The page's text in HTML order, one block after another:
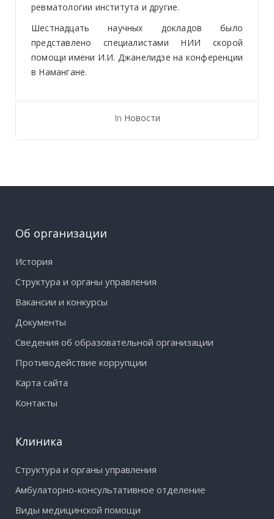
ревматологии института и другие.
Шестнадцать научных докладов было
представлено специалистами НИИ скорой
помощи имени И.И. Джанелидзе на конференции
в Намангане.
In Новости
Об организации
История
Структура и органы управления
Вакансии и конкурсы
Документы
Сведения об образовательной организации
Противодействие коррупции
Карта сайта
Контакты
Клиника
Структура и органы управления
Амбулаторно-консультативное отделение
Виды медицинской помощи